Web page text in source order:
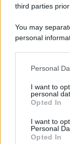
third parties
You may
personal
This
disclose it to
Please note
services and
not limited to
grant or deny
Personal
I want to
personal
Opted In
I want to
Personal
Opted In